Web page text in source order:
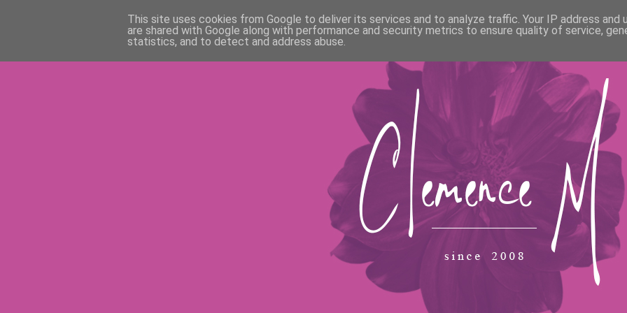
This site uses cookies from Google to deliver its services and to analyze traffic. Your IP address and
are shared with Google along with performance and security metrics to ensure quality of service,
statistics, and to detect and address abuse.